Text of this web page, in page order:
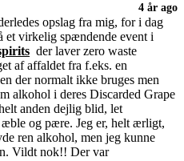
4 år ago
opslag fra mig, for i dag
et virkelig spændende event i
der laver zero waste
af affaldet fra f.eks. en
der normalt ikke bruges men
alkohol i deres Discarded Grape
anden dejlig blid, let
og pære. Jeg er, helt ærligt,
ren alkohol, men jeg kunne
Vildt nok!! Der var